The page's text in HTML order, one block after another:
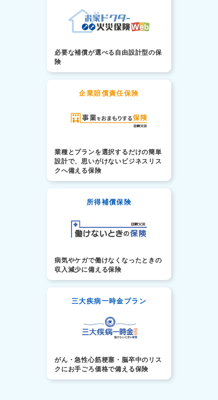
必要な補償が選べる自由設計型の保
険
企業賠償責任保険
業種とプランを選択するだけの簡単
設計で、思いがけないビジネスリス
クへ備える保険
所得補償保険
病気やケガで働けなくなったときの
収入減少に備える保険
三大疾病一時金プラン
がん・急性心筋梗塞・脳卒中のリス
クにお手ごろ価格で備える保険